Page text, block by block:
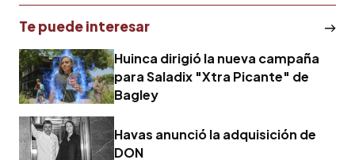
Te puede interesar
Huinca dirigió la nueva campaña
para Saladix "Xtra Picante" de
Bagley
Havas anunció la adquisición de
DON